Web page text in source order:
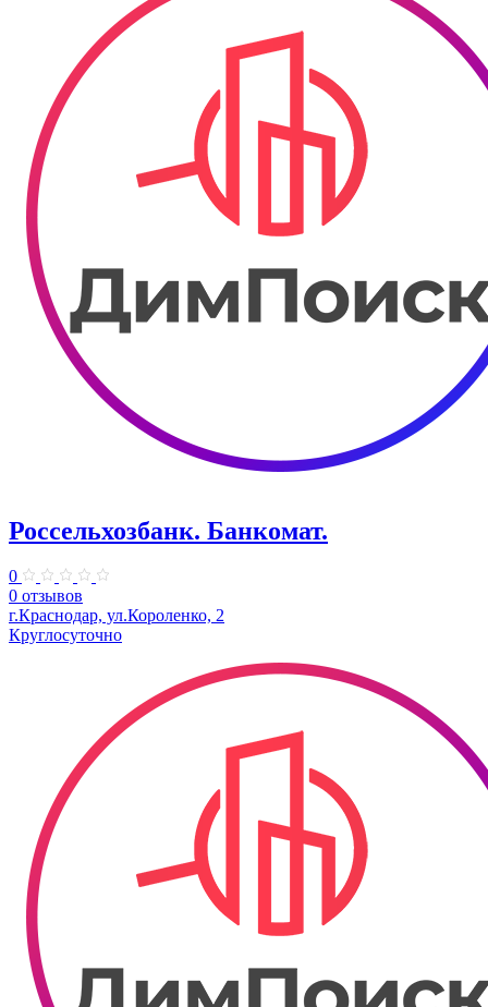
Россельхозбанк. Банкомат.
0
0 отзывов
​г.Краснодар, ул.Короленко, 2
Круглосуточно